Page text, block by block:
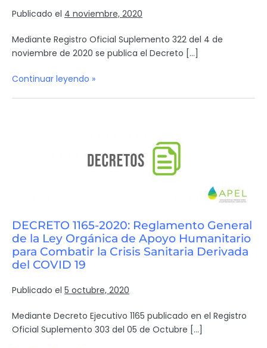
Publicado el 4 noviembre, 2020
Mediante Registro Oficial Suplemento 322 del 4 de
noviembre de 2020 se publica el Decreto […]
Continuar leyendo »
DECRETO 1165-2020: Reglamento General
de la Ley Orgánica de Apoyo Humanitario
para Combatir la Crisis Sanitaria Derivada
del COVID 19
Publicado el 5 octubre, 2020
Mediante Decreto Ejecutivo 1165 publicado en el Registro
Oficial Suplemento 303 del 05 de Octubre […]